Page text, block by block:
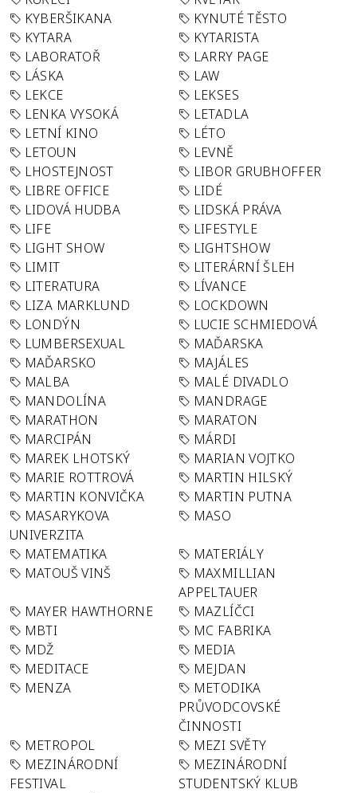
KYBERŠIKANA
KYNUTÉ TĚSTO
KYTARA
KYTARISTA
LABORATOŘ
LARRY PAGE
LÁSKA
LAW
LEKCE
LEKSES
LENKA VYSOKÁ
LETADLA
LETNÍ KINO
LÉTO
LETOUN
LEVNĚ
LHOSTEJNOST
LIBOR GRUBHOFFER
LIBRE OFFICE
LIDÉ
LIDOVÁ HUDBA
LIDSKÁ PRÁVA
LIFE
LIFESTYLE
LIGHT SHOW
LIGHTSHOW
LIMIT
LITERÁRNÍ ŠLEH
LITERATURA
LÍVANCE
LIZA MARKLUND
LOCKDOWN
LONDÝN
LUCIE SCHMIEDOVÁ
LUMBERSEXUAL
MAĎARSKA
MAĎARSKO
MAJÁLES
MALBA
MALÉ DIVADLO
MANDOLÍNA
MANDRAGE
MARATHON
MARATON
MARCIPÁN
MÁRDI
MAREK LHOTSKÝ
MARIAN VOJTKO
MARIE ROTTROVÁ
MARTIN HILSKÝ
MARTIN KONVIČKA
MARTIN PUTNA
MASARYKOVA
UNIVERZITA
MASO
MATEMATIKA
MATERIÁLY
MATOUŠ VINŠ
MAXMILLIAN
APPELTAUER
MAYER HAWTHORNE
MAZLÍČCI
MBTI
MC FABRIKA
MDŽ
MEDIA
MEDITACE
MEJDAN
MENZA
METODIKA
PRŮVODCOVSKÉ
ČINNOSTI
METROPOL
MEZI SVĚTY
MEZINÁRODNÍ
FESTIVAL
MEZINÁRODNÍ
STUDENTSKÝ KLUB